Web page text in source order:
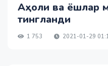
Аҳоли ва ёшлар
тингланди
1 753 2021-01-29